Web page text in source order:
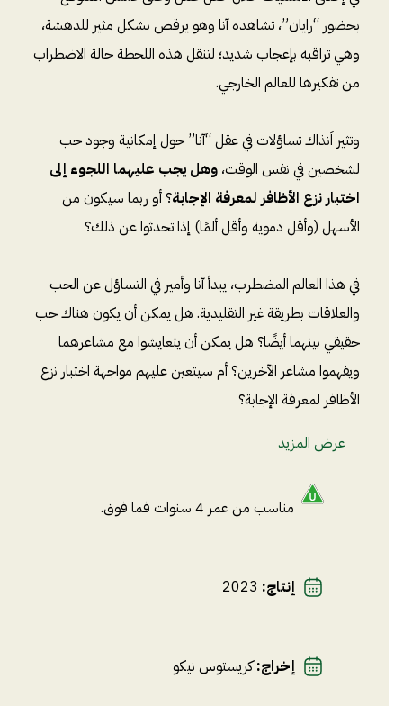
بحضور “رايان”، تشاهده آنا وهو يرقص بشكل مثير للدهشة،
وهي تراقبه بإعجاب شديد؛ لتنقل هذه اللحظة حالة الاضطراب
من تفكيرها للعالم الخارجي.
وتثير اَنذاك تساؤلات في عقل “آنا” حول إمكانية وجود حب
لشخصين في نفس الوقت، وهل يجب عليهما اللجوء إلى
اختبار نزع الأظافر لمعرفة الإجابة؟ أو ربما سيكون من
الأسهل (وأقل دموية وأقل ألمًا) إذا تحدثوا عن ذلك؟
في هذا العالم المضطرب، يبدأ آنا وأمير في التساؤل عن الحب
والعلاقات بطريقة غير التقليدية. هل يمكن أن يكون هناك حب
حقيقي بينهما أيضًا؟ هل يمكن أن يتعايشوا مع مشاعرهما
ويفهموا مشاعر الآخرين؟ أم سيتعين عليهم مواجهة اختبار نزع
الأظافر لمعرفة الإجابة؟
عرض المزيد
مناسب من عمر 4 سنوات فما فوق.
إنتاج:
2023
إخراج: كريستوس نيكو